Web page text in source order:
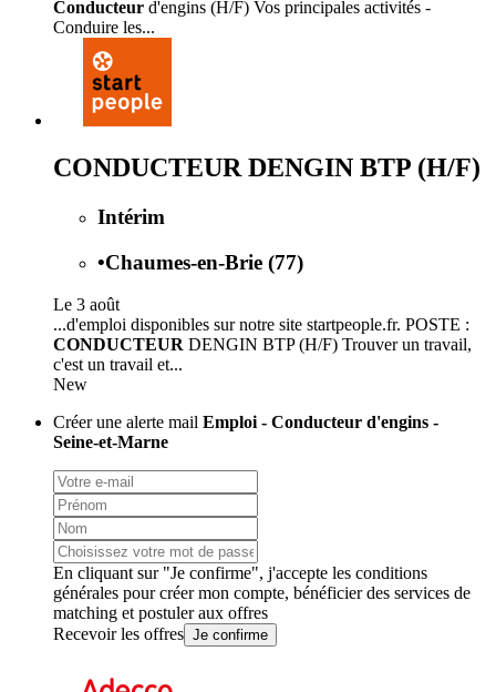
Conducteur d'engins (H/F) Vos principales activités -
Conduire les...
CONDUCTEUR DENGIN BTP (H/F)
Intérim
•Chaumes-en-Brie (77)
Le 3 août
...d'emploi disponibles sur notre site startpeople.fr. POSTE :
CONDUCTEUR DENGIN BTP (H/F) Trouver un travail,
c'est un travail et...
New
Créer une alerte mail Emploi - Conducteur d'engins -
Seine-et-Marne
En cliquant sur "Je confirme", j'accepte les conditions
générales pour créer mon compte, bénéficier des services de
matching et postuler aux offres
Recevoir les offres Je confirme